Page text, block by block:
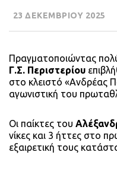
23 ΔΕΚΕΜΒΡΙΟΥ 2025
Πραγματοποιώντας
Γ.Σ. Περιστερίου
στο κλειστό «Ανδρέας
αγωνιστική του
Οι παίκτες του
νίκες και 3 ήττες στο
εξαιρετική τους